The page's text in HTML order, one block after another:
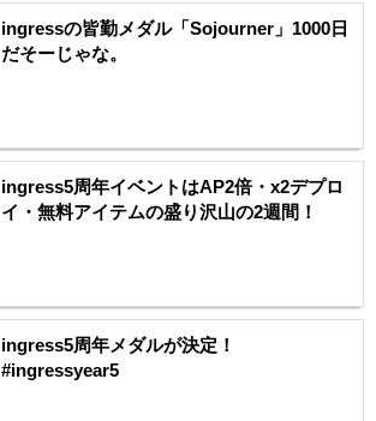
ingressの皆勤メダル「Sojourner」1000日
だそーじゃな。
ingress5周年イベントはAP2倍・x2デプロ
イ・無料アイテムの盛り沢山の2週間！
ingress5周年メダルが決定！
#ingressyear5